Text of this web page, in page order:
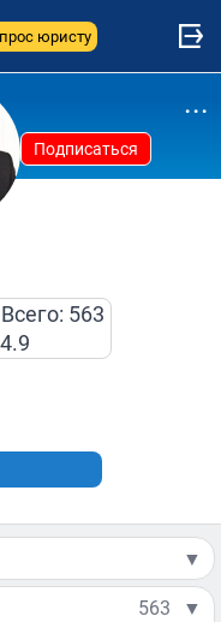
юристу
Подписаться
...
Всего: 563
4.9
▼
563 ▼